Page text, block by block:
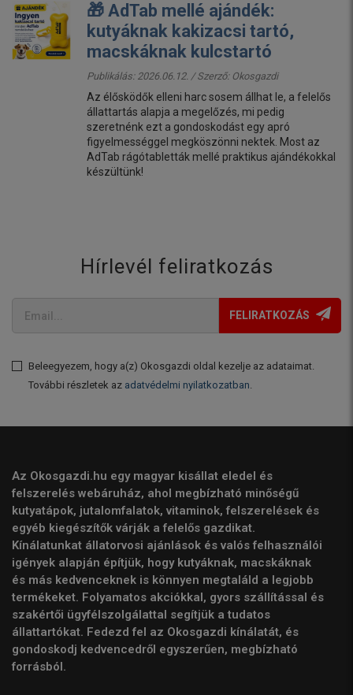
🎁 AdTab mellé ajándék:
kutyáknak kakizacsi tartó,
macskáknak kulcstartó
Publikálás: 2026.06.12. / Szerző: Okosgazdi
Az élősködők elleni harc sosem állhat le, a felelős
állattartás alapja a megelőzés, mi pedig
szeretnénk ezt a gondoskodást egy apró
figyelmességgel megköszönni nektek. Most az
AdTab rágótabletták mellé praktikus ajándékokkal
készültünk!
Hírlevél feliratkozás
FELIRATKOZÁS
Beleegyezem, hogy a(z) Okosgazdi oldal kezelje az adataimat.
További részletek az adatvédelmi nyilatkozatban.
Az Okosgazdi.hu egy magyar kisállat eledel és
felszerelés webáruház, ahol megbízható minőségű
kutyatápok, jutalomfalatok, vitaminok, felszerelések és
egyéb kiegészítők várják a felelős gazdikat.
Kínálatunkat állatorvosi ajánlások és valós felhasználói
igények alapján építjük, hogy kutyáknak, macskáknak
és más kedvenceknek is könnyen megtaláld a legjobb
termékeket. Folyamatos akciókkal, gyors szállítással és
szakértői ügyfélszolgálattal segítjük a tudatos
állattartókat. Fedezd fel az Okosgazdi kínálatát, és
gondoskodj kedvencedről egyszerűen, megbízható
forrásból.